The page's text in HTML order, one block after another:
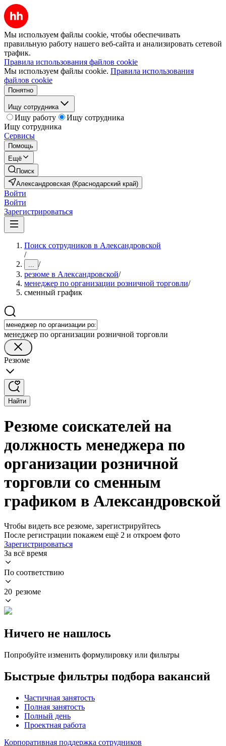
Мы используем файлы cookie, чтобы обеспечивать
правильную работу нашего веб-сайта и анализировать сетевой
трафик.
Правила использования файлов cookie
Мы используем файлы cookie. Правила использования
файлов cookie
Понятно
Ищу сотрудника
Ищу работу
Ищу сотрудника
Ищу сотрудника
Сервисы
Помощь
Ещё
Поиск
Александровская (Краснодарский край)
Войти
Войти
Зарегистрироваться
Поиск сотрудников в Александровской
/
... /
резюме в Александровской/
менеджер по организации розничной торговли/
сменный график
менеджер по организации розничной торговли
Резюме
Найти
Резюме соискателей на
должность менеджера по
организации розничной
торговли со сменным
графиком в Александровской
Чтобы видеть все резюме, зарегистрируйтесь
После регистрации покажем ещё 2 и откроем фото
Зарегистрироваться
За всё время
По соответствию
20 резюме
Ничего не нашлось
Попробуйте изменить формулировку или фильтры
Быстрые фильтры подбора вакансий
Частичная занятость
Полная занятость
Полный день
Проектная работа
Корпоративная поддержка сотрудников